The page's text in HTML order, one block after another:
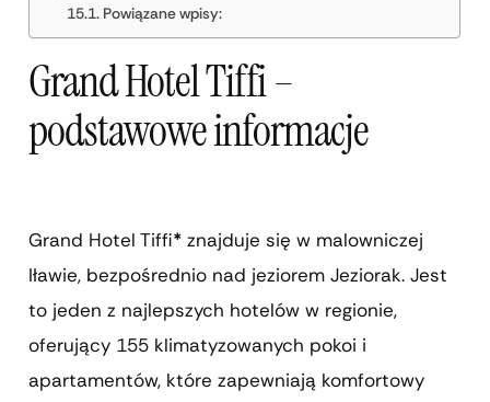
Powiązane wpisy:
Grand Hotel Tiffi –
podstawowe informacje
Grand Hotel Tiffi* znajduje się w malowniczej
Iławie, bezpośrednio nad jeziorem Jeziorak. Jest
to jeden z najlepszych hotelów w regionie,
oferujący 155 klimatyzowanych pokoi i
apartamentów, które zapewniają komfortowy